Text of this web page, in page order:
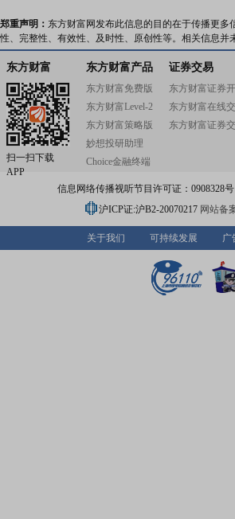
郑重声明： 东方财富网发布此信息的目的在于传播更
性、完整性、有效性、及时性、原创性等。相关信息
东方财富
扫一扫下载
APP
东方财富产品
东方财富免费版
东方财富Level-2
东方财富策略版
妙想投研助理
Choice金融终端
证券交易
东方财富证券
东方财富在线
东方财富证券
信息网络传播视听节目许可证：0908328
沪ICP证:沪B2-20070217 网站备
关于我们 可持续发展 广